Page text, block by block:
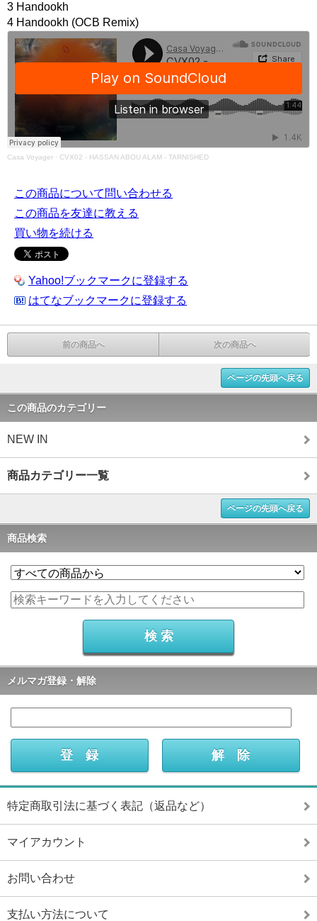
3 Handookh
4 Handookh (OCB Remix)
Casa Voyager · CVX02 - HASSAN ABOU ALAM - TARNISHED
この商品について問い合わせる
この商品を友達に教える
買い物を続ける
Yahoo!ブックマークに登録する
はてなブックマークに登録する
前の商品へ 次の商品へ
ページの先頭へ戻る
この商品のカテゴリー
NEW IN
商品カテゴリー一覧
ページの先頭へ戻る
商品検索
メルマガ登録・解除
特定商取引法に基づく表記（返品など）
マイアカウント
お問い合わせ
支払い方法について